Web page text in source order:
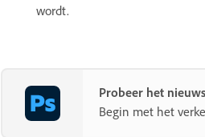
wordt.
Probeer het
Begin met het